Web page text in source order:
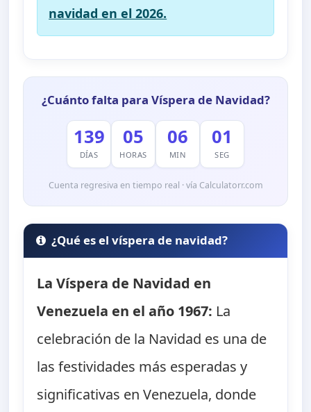
navidad en el 2026.
¿Cuánto falta para Víspera de Navidad?
139
DÍAS
05
HORAS
06
MIN
00
SEG
Cuenta regresiva en tiempo real · vía Calculatorr.com
¿Qué es el víspera de navidad?
La Víspera de Navidad en
Venezuela en el año 1967: La
celebración de la Navidad es una de
las festividades más esperadas y
significativas en Venezuela, donde